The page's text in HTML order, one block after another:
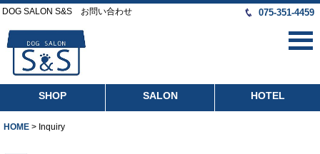
DOG SALON S&S お問い合わせ 075-351-4459
SHOP SALON HOTEL
HOME > Inquiry